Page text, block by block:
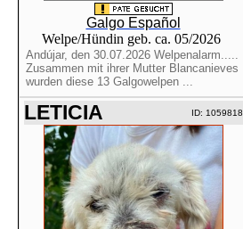
Galgo Español
Welpe/Hündin geb. ca. 05/2026
Andújar, den 30.07.2026 Welpenalarm.....
Zusammen mit ihrer Mutter Blancanieves
wurden diese 13 Galgowelpen ...
LETICIA ID: 1059818